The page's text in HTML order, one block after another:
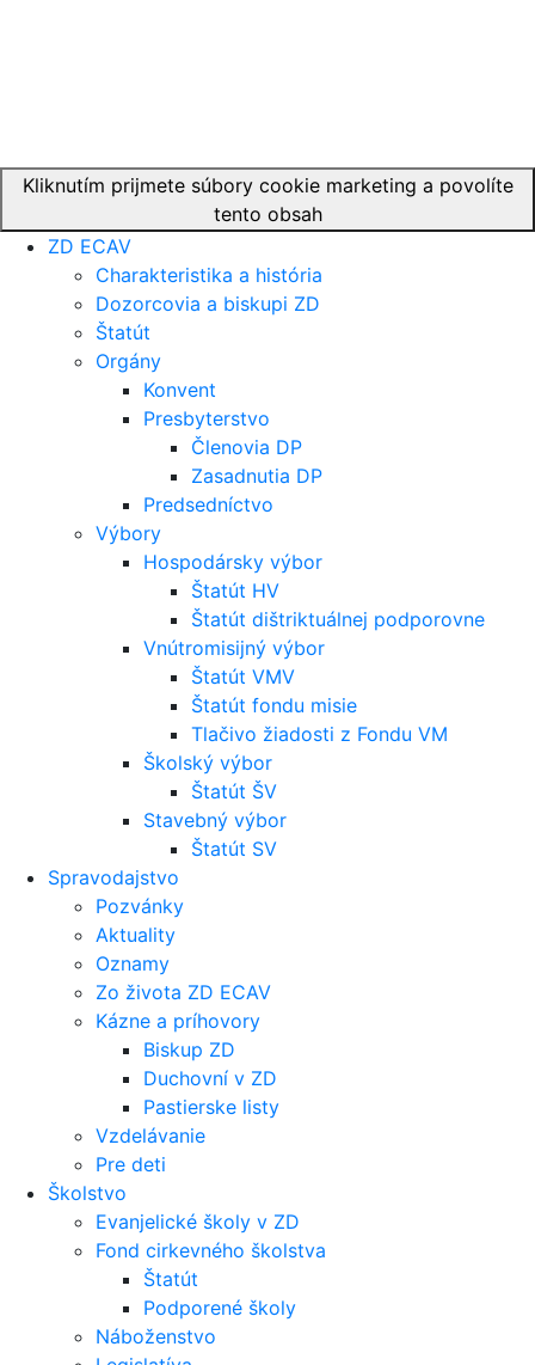
Kliknutím prijmete súbory cookie marketing a povolíte
tento obsah
ZD ECAV
Charakteristika a história
Dozorcovia a biskupi ZD
Štatút
Orgány
Konvent
Presbyterstvo
Členovia DP
Zasadnutia DP
Predsedníctvo
Výbory
Hospodársky výbor
Štatút HV
Štatút dištriktuálnej podporovne
Vnútromisijný výbor
Štatút VMV
Štatút fondu misie
Tlačivo žiadosti z Fondu VM
Školský výbor
Štatút ŠV
Stavebný výbor
Štatút SV
Spravodajstvo
Pozvánky
Aktuality
Oznamy
Zo života ZD ECAV
Kázne a príhovory
Biskup ZD
Duchovní v ZD
Pastierske listy
Vzdelávanie
Pre deti
Školstvo
Evanjelické školy v ZD
Fond cirkevného školstva
Štatút
Podporené školy
Náboženstvo